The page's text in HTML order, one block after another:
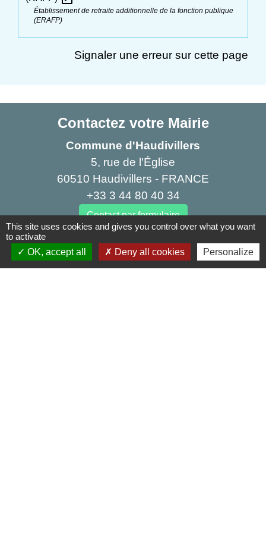
Établissement de retraite additionnelle de la fonction publique
(ERAFP)
Signaler une erreur sur cette page
Contactez votre Mairie
Commune d'Haudivillers
5, rue de l'Église
60510 Haudivillers - FRANCE
+33 3 44 80 40 34
Contact par formulaire
Liens
This site uses cookies and gives you control over what you want
to activate
OK, accept all
Deny all cookies Personalize